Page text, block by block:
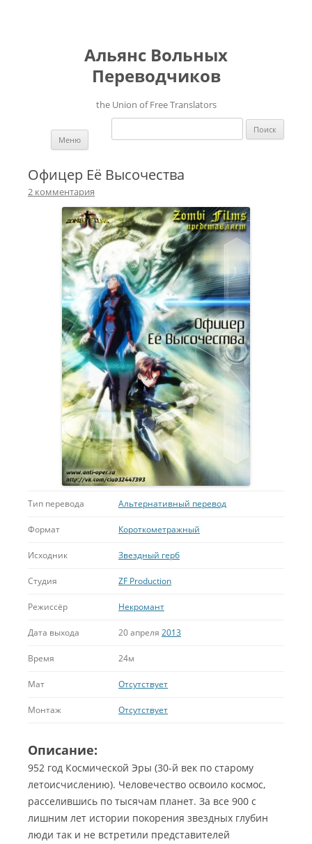
Альянс Вольных
Переводчиков
the Union of Free Translators
Найти:
Меню
Офицер Её Высочества
2 комментария
Тип перевода Альтернативный перевод
Формат Короткометражный
Исходник Звездный герб
Студия ZF Production
Режиссёр Некромант
Дата выхода 20 апреля 2013
Время 24м
Мат Отсутствует
Монтаж Отсутствует
Описание:
952 год Космической Эры (30-й век по старому
летоисчислению). Человечество освоило космос,
расселившись по тысячам планет. За все 900 с
лишним лет истории покорения звездных глубин
люди так и не встретили представителей